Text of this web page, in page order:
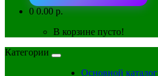
00.00 р.
В корзине пусто!
Категории
Основной каталог